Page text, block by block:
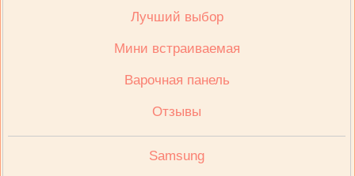
Лучший выбор
Мини встраиваемая
Варочная панель
Отзывы
Samsung